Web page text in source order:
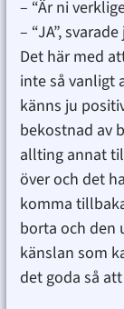
– “Är ni
– “JA”, svarade
Det här med
inte så vanligt
känns ju
bekostnad av
allting annat
över och det
komma
borta och den
känslan som
det goda så